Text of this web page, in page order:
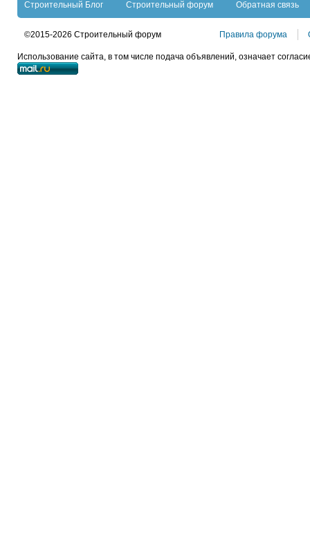
Строительный Блог Строительный форум Обратная связь
©2015-2026 Строительный форум Правила форума
Использование сайта, в том числе подача объявлений, означает